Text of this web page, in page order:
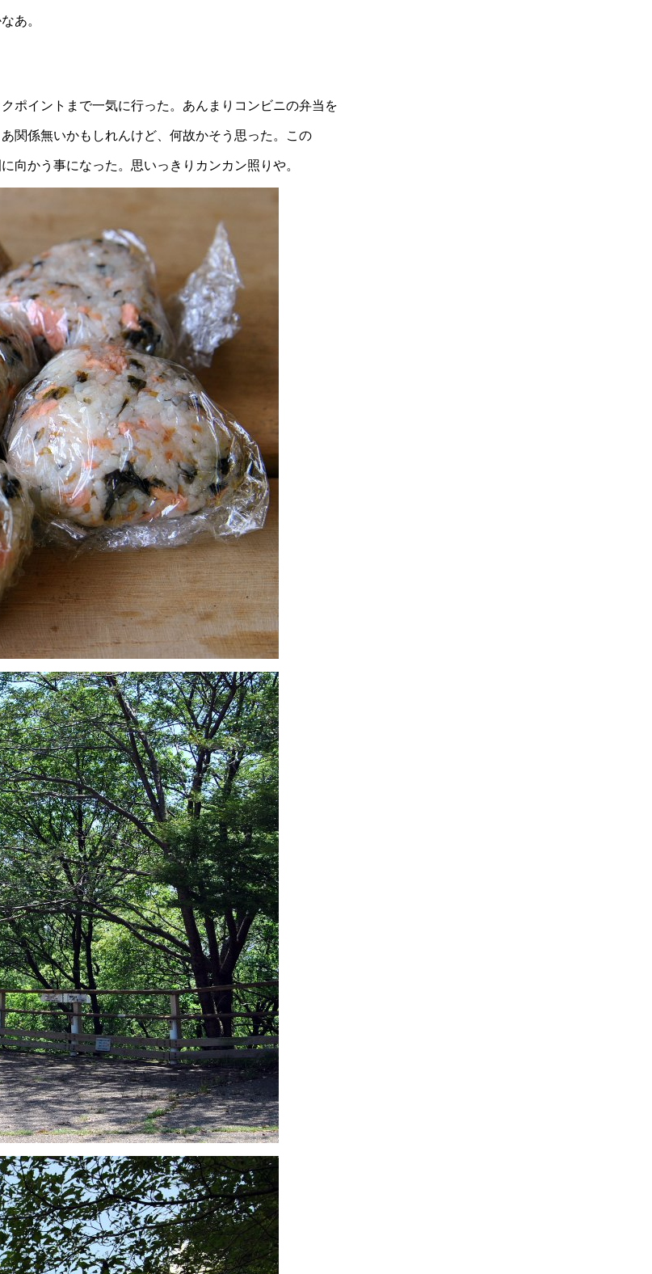
あ。
ポイントまで一気に行った。あんまりコンビニの弁当を
関係無いかもしれんけど、何故かそう思った。この
向かう事になった。思いっきりカンカン照りや。